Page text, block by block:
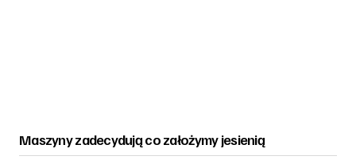
Maszyny zadecydują co założymy jesienią